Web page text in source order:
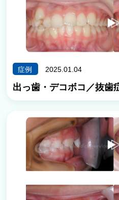
症例 2025.01.04
出っ歯・デコボコ／抜歯